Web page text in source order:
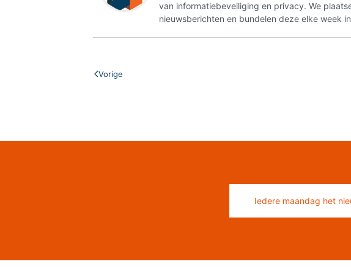
van informatiebeveiliging en privacy. We
nieuwsberichten en bundelen deze elke week
Vorige
Iedere maandag het